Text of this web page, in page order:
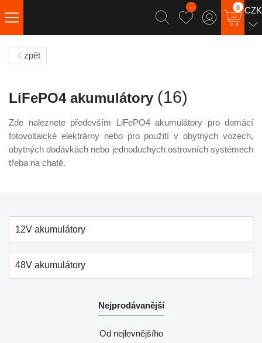
- 0 CZK
zpět
LiFePO4 akumulátory (16)
Zde naleznete především LiFePO4 akumulátory pro domácí
fotovoltaické elektrárny nebo pro použití v obytných vozech,
obytných dodávkách nebo jednoduchých ostrovních systémech
třeba na chatě.
12V akumulátory
48V akumulátory
Nejprodávanější
Od nejlevnějšího